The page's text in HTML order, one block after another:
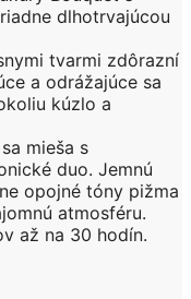
dlhotrvajúcou
tvarmi zdôrazní
a odrážajúce sa
kúzlo a
mieša s
duo. Jemnú
opojné tóny pižma
atmosféru.
až na 30 hodín.